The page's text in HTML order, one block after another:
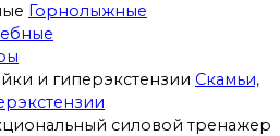
Горнолыжные
Скамьи,